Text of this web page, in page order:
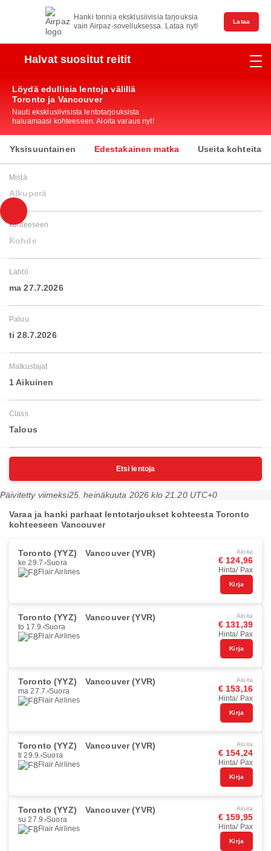
Hanki tonnia eksklusiivisia tarjouksia
vain Airpaz-sovelluksessa. Lataa nyt!
Lataa
Halvat suositut reitit
Löydä edullisia lentoja välillä
Toronto ja Vancouver
Nauti eksklusiivisista lentotarjouksista
haluamaasi kohteeseen. Aloita varaus nyt!
Yksisuuntainen Edestakainen matka Useita kohteita
Mistä
Alkuperä
kohteeseen
Kohde
Lähtö
ma 27.7.2026
Paluu
ti 28.7.2026
Matkustajat
1 Aikuinen
Class
Talous
Etsi lentoja
Päivitetty viimeksi25. heinäkuuta 2026 klo 21.20 UTC+0
Varaa ja hanki parhaat lentotarjoukset kohteesta Toronto
kohteeseen Vancouver
Toronto (YYZ) Vancouver (YVR)
ke 29.7. Suora
Flair Airlines
Aloita
€ 124,96
Hinta/ Pax
Kirja
Toronto (YYZ) Vancouver (YVR)
to 17.9. Suora
Flair Airlines
Aloita
€ 131,39
Hinta/ Pax
Kirja
Toronto (YYZ) Vancouver (YVR)
ma 27.7. Suora
Flair Airlines
Aloita
€ 153,16
Hinta/ Pax
Kirja
Toronto (YYZ) Vancouver (YVR)
ti 29.9. Suora
Flair Airlines
Aloita
€ 154,24
Hinta/ Pax
Kirja
Toronto (YYZ) Vancouver (YVR)
su 27.9. Suora
Flair Airlines
Aloita
€ 159,95
Hinta/ Pax
Kirja